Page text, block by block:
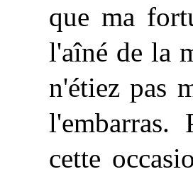
que ma
l'aîné de la
n'étiez pas
l'embarras.
cette